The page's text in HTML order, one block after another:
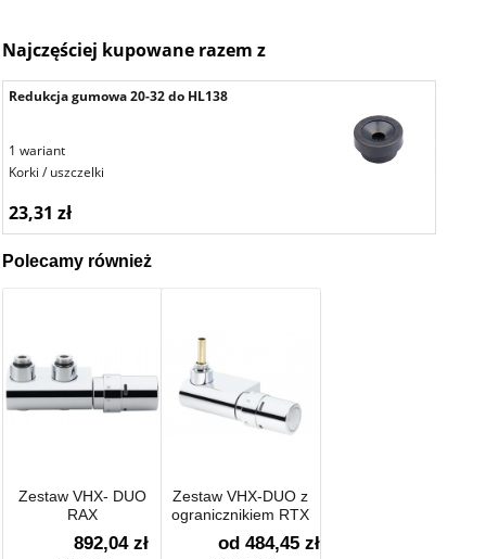
Najczęściej kupowane razem z
Redukcja gumowa 20-32 do HL138
1 wariant
Korki / uszczelki
23,31 zł
Polecamy również
Zestaw VHX- DUO
RAX
892,04 zł
Zestaw VHX-DUO z
ogranicznikiem RTX
wersja kątowa
od 484,45 zł